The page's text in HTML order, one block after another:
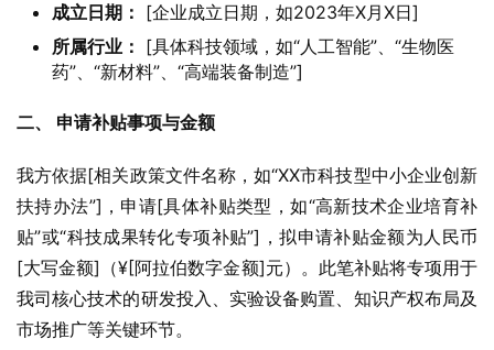
成立日期： [企业成立日期，如2023年X月X日]
所属行业： [具体科技领域，如“人工智能”、“生物医
药”、“新材料”、“高端装备制造”]
二、 申请补贴事项与金额
我方依据[相关政策文件名称，如“XX市科技型中小企业创新
扶持办法”]，申请[具体补贴类型，如“高新技术企业培育补
贴”或“科技成果转化专项补贴”]，拟申请补贴金额为人民币
[大写金额]（¥[阿拉伯数字金额]元）。此笔补贴将专项用于
我司核心技术的研发投入、实验设备购置、知识产权布局及
市场推广等关键环节。